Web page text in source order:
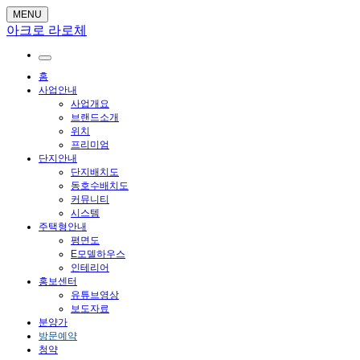
MENU
아크로 라로체
홈
사업안내
사업개요
브랜드소개
위치
프리미엄
단지안내
단지배치도
동호수배치도
커뮤니티
시스템
주택형안내
평면도
E모델하우스
인테리어
홍보센터
유튜브영상
보도자료
분양가
방문예약
청약